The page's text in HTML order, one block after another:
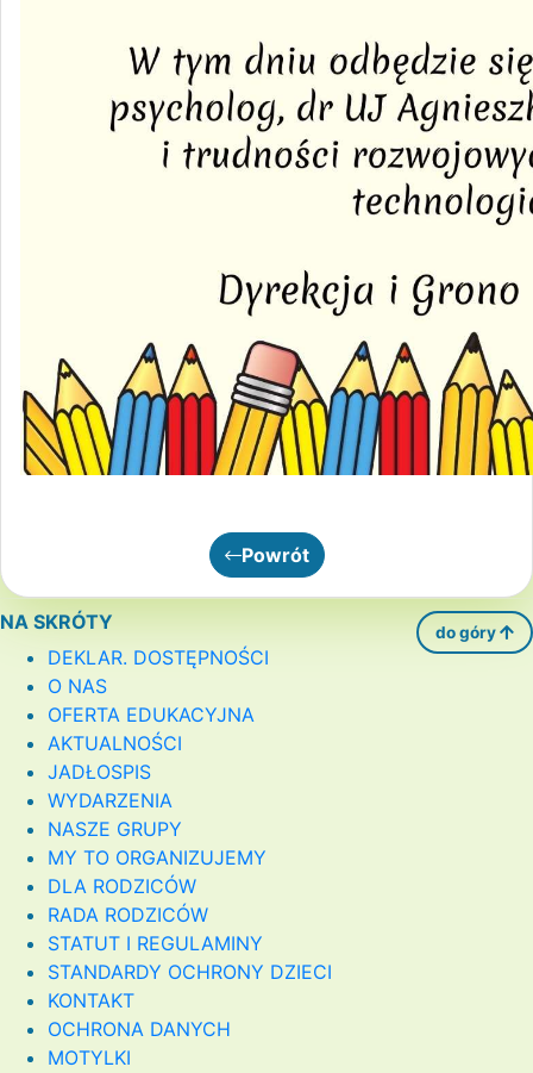
Powrót
NA SKRÓTY do góry
DEKLAR. DOSTĘPNOŚCI
O NAS
OFERTA EDUKACYJNA
AKTUALNOŚCI
JADŁOSPIS
WYDARZENIA
NASZE GRUPY
MY TO ORGANIZUJEMY
DLA RODZICÓW
RADA RODZICÓW
STATUT I REGULAMINY
STANDARDY OCHRONY DZIECI
KONTAKT
OCHRONA DANYCH
MOTYLKI